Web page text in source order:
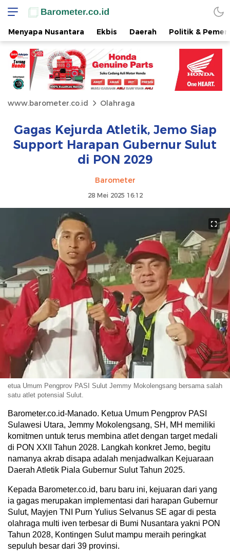
Menyapa Nusantara Ekbis Daerah Politik &
www.barometer.co.id Olahraga
Gagas Kejurda Atletik, Jemo Siap
Support Harapan Gubernur Sulut
di PON 2029
Barometer
28 Mei 2025 16:12
etua Umum Pengprov PASI Sulut Jemmy Mokolengsang bersama salah
satu atlet potensial Sulut.
Barometer.co.id-Manado. Ketua Umum Pengprov PASI
Sulawesi Utara, Jemmy Mokolengsang, SH, MH memiliki
komitmen untuk terus membina atlet dengan target medali
di PON XXII Tahun 2028. Langkah konkret Jemo, begitu
namanya akrab disapa adalah menjadwalkan Kejuaraan
Daerah Atletik Piala Gubernur Sulut Tahun 2025.
Kepada Barometer.co.id, baru baru ini, kejuaran dari yang
ia gagas merupakan implementasi dari harapan Gubernur
Sulut, Mayjen TNI Purn Yulius Selvanus SE agar di pesta
olahraga multi iven terbesar di Bumi Nusantara yakni PON
Tahun 2028, Kontingen Sulut mampu meraih peringkat
sepuluh besar dari 39 provinsi.